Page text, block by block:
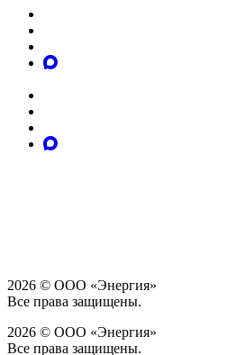
2026 © ООО «Энергия»
Все права защищены.
2026 © ООО «Энергия»
Все права защищены.